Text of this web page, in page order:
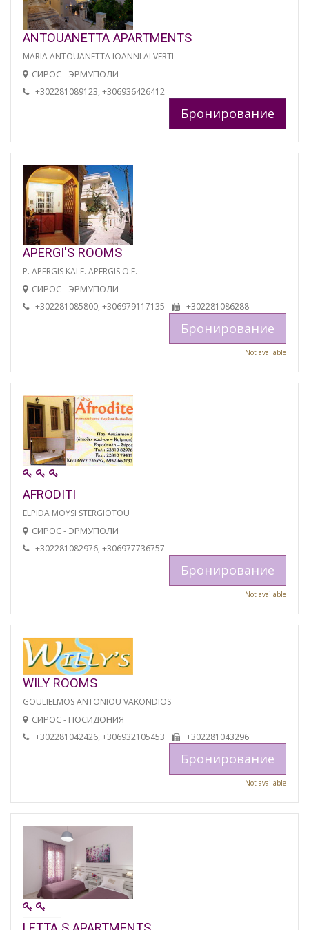
ANTOUANETTA APARTMENTS
MARIA ANTOUANETTA IOANNI ALVERTI
СИРОС - ЭРМУПОЛИ
+302281089123, +306936426412
Бронирование
APERGI'S ROOMS
P. APERGIS KAI F. APERGIS O.E.
СИРОС - ЭРМУПОЛИ
+302281085800, +306979117135 +302281086288
Бронирование
Not available
AFRODITI
ELPIDA MOYSI STERGIOTOU
СИРОС - ЭРМУПОЛИ
+302281082976, +306977736757
Бронирование
Not available
WILY ROOMS
GOULIELMOS ANTONIOU VAKONDIOS
СИРОС - ПОСИДОНИЯ
+302281042426, +306932105453 +302281043296
Бронирование
Not available